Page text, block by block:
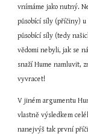
vnímáme jako nutný.
působící síly (příčiny) u
působící síly (tedy
vědomi nebyli, jak se
snaží Hume namluvit,
vyvracet!
V jiném argumentu
vlastně výsledkem
nanejvýš tak první